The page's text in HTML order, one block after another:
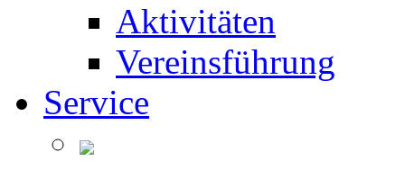
Aktivitäten
Vereinsführung
Service